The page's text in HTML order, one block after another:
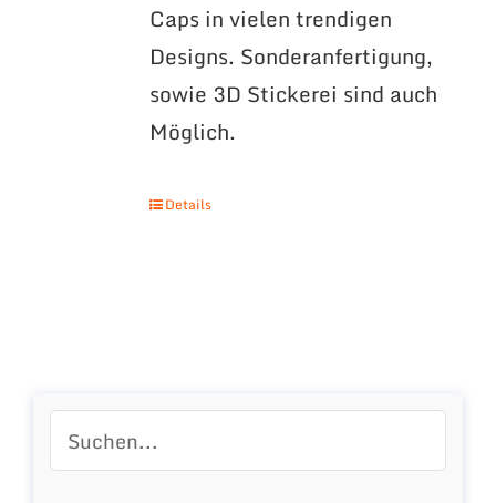
Caps in vielen trendigen
Designs. Sonderanfertigung,
sowie 3D Stickerei sind auch
Möglich.
Details